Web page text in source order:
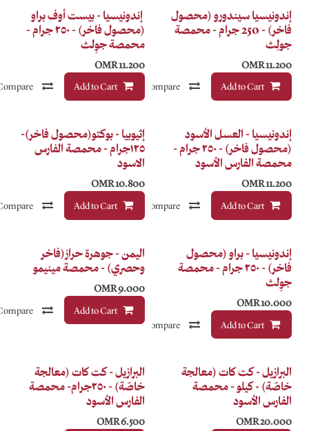
Compare إضافة إلى قائمة الأمنيات
فاخر
إندونيسيا - بيست أوف براو
11.200
Add to Cart
Compare إضافة إلى قائمة الأمنيات
Compare إضافة إلى قائمة الأمنيات
فاخر
إثيوبيا - بوكتو(محصول فاخر)-
١٢٥جرام - محمصة الفارس
الاسود
10.800
Add to Cart
Compare إضافة إلى قائمة الأمنيات
Compare إضافة إلى قائمة الأمنيات
فاخر
اليمن - جوهرة حراز(فاخر
وحصري) - محمصة مينيمو
Add to Cart
Compare إضافة إلى قائمة الأمنيات
Infusion
البرازيل - كت كات (معالجة
خاصّة) - ٢٥٠جرام- محمصة
الفارس الأسود
6.500
OMR